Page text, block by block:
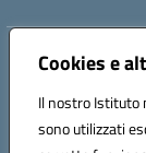
Cookies e
Il nostro Istituto
sono utilizzati
Indirizzo:Via
Posta elettronica
Codice fiscale: